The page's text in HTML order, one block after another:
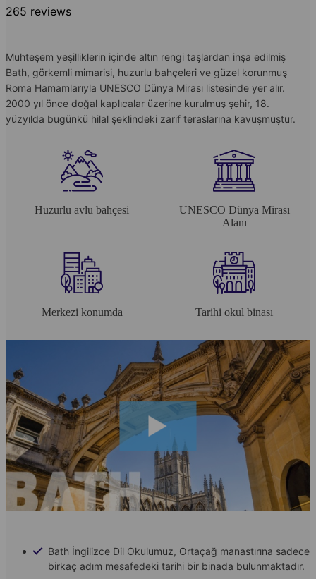
265 reviews
Muhteşem yeşilliklerin içinde altın rengi taşlardan inşa edilmiş
Bath, görkemli mimarisi, huzurlu bahçeleri ve güzel korunmuş
Roma Hamamlarıyla UNESCO Dünya Mirası listesinde yer alır.
2000 yıl önce doğal kaplıcalar üzerine kurulmuş şehir, 18.
yüzyılda bugünkü hilal şeklindeki zarif teraslarına kavuşmuştur.
Huzurlu avlu bahçesi
UNESCO Dünya Mirası
Alanı
Merkezi konumda Tarihi okul binası
Bath İngilizce Dil Okulumuz, Ortaçağ manastırına sadece
birkaç adım mesafedeki tarihi bir binada bulunmaktadır.